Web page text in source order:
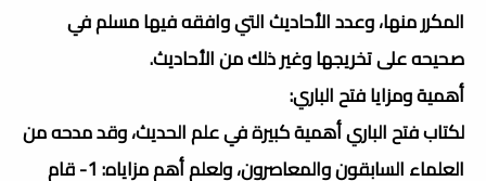
المكرر منها، وعدد الأحاديث التي وافقه فيها مسلم في
صحيحه على تخريجها وغير ذلك من الأحاديث.
أهمية ومزايا فتح الباري:
لكتاب فتح الباري أهمية كبيرة في علم الحديث، وقد مدحه من
العلماء السابقون والمعاصرون، ولعلم أهم مزاياه: 1- قام